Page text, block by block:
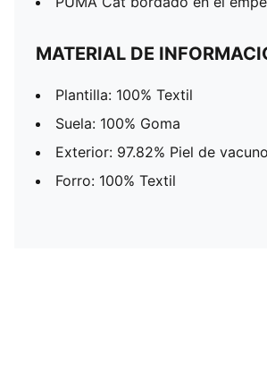
MATERIAL DE
Plantilla: 100% Textil
Suela: 100% Goma
Exterior: 97.82% Piel de
Forro: 100% Textil